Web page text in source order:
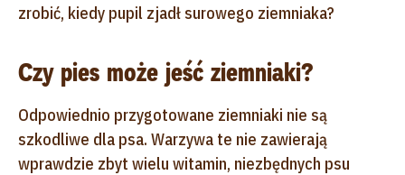
zrobić, kiedy pupil zjadł surowego ziemniaka?
Czy pies może jeść ziemniaki?
Odpowiednio przygotowane ziemniaki nie są
szkodliwe dla psa. Warzywa te nie zawierają
wprawdzie zbyt wielu witamin, niezbędnych psu